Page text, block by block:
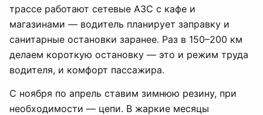
трассе работают сетевые АЗС с кафе и
магазинами — водитель планирует заправку и
санитарные остановки заранее. Раз в 150–200 км
делаем короткую остановку — это и режим труда
водителя, и комфорт пассажира.
С ноября по апрель ставим зимнюю резину, при
необходимости — цепи. В жаркие месяцы